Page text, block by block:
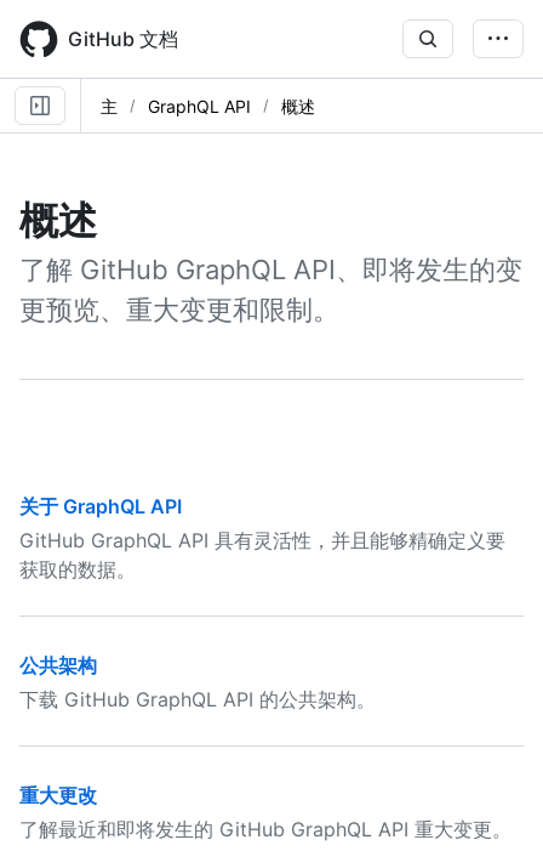
main
content
GitHub 文档
主 GraphQL API 概述
概述
了解 GitHub GraphQL API、即将发生的变
更预览、重大变更和限制。
关于 GraphQL API
GitHub GraphQL API 具有灵活性，并且能够精确定义要
获取的数据。
公共架构
下载 GitHub GraphQL API 的公共架构。
重大更改
了解最近和即将发生的 GitHub GraphQL API 重大变更。